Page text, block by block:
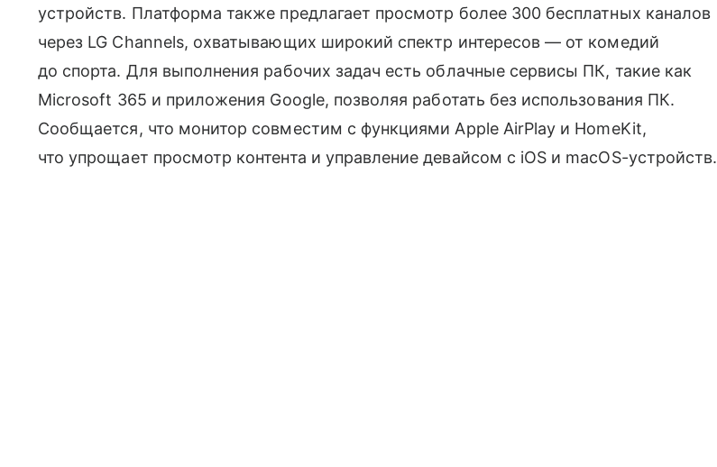
устройств. Платформа также предлагает просмотр более 300 бесплатных каналов
через LG Channels, охватывающих широкий спектр интересов — от комедий
до спорта. Для выполнения рабочих задач есть облачные сервисы ПК, такие как
Microsoft 365 и приложения Google, позволяя работать без использования ПК.
Сообщается, что монитор совместим с функциями Apple AirPlay и HomeKit,
что упрощает просмотр контента и управление девайсом с iOS и macOS-устройств.